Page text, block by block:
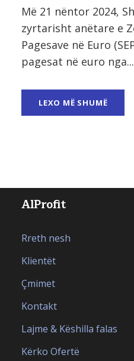
Më 21 nëntor 2024,
zyrtarisht anëtare e
Pagesave në Euro
pagesat në euro nga...
LEXO MË SHUMË
AlProfit
Rreth nesh
Klientët
Çmimet
Kontakt
Lajme & Këshilla falas
Kërko Ofertë